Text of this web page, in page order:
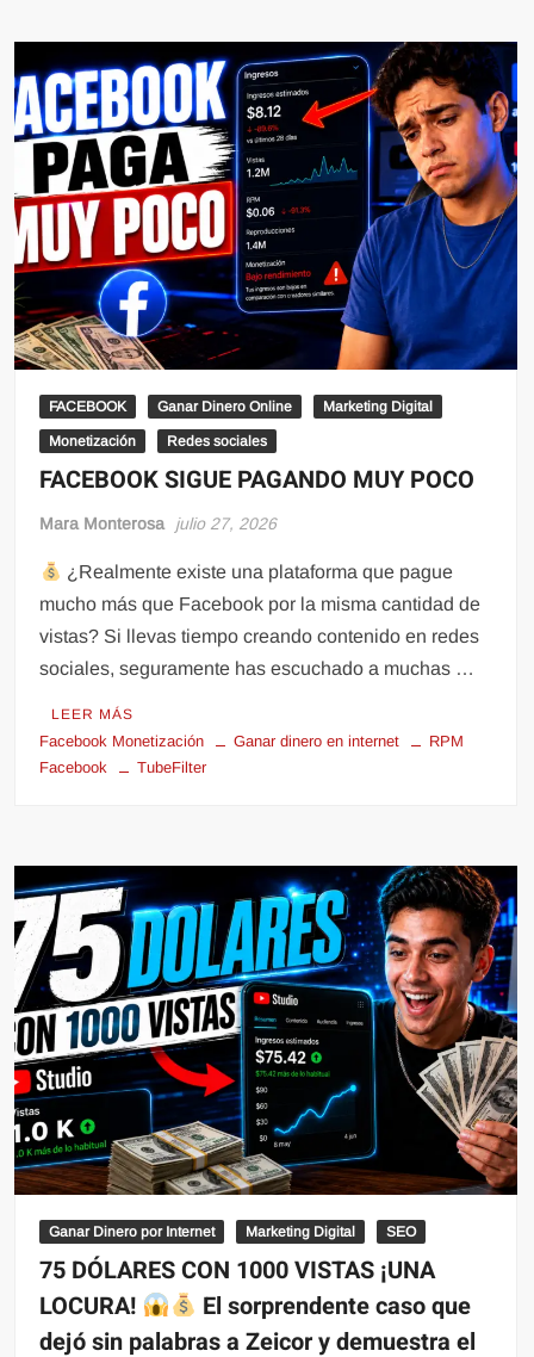
FACEBOOK Ganar Dinero Online Marketing Digital
Monetización Redes sociales
FACEBOOK SIGUE PAGANDO MUY POCO
Mara Monterosa julio 27, 2026
¿Realmente existe una plataforma que pague
mucho más que Facebook por la misma cantidad de
vistas? Si llevas tiempo creando contenido en redes
sociales, seguramente has escuchado a muchas …
LEER MÁS
Facebook Monetización Ganar dinero en internet
RPM
Facebook
TubeFilter
Ganar Dinero por Internet Marketing Digital SEO
75 DÓLARES CON 1000 VISTAS ¡UNA
LOCURA!
El sorprendente caso que
dejó sin palabras a Zeicor y demuestra el